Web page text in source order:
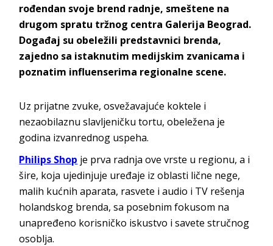
rođendan svoje brend radnje, smeštene na
drugom spratu tržnog centra Galerija Beograd.
Događaj su obeležili predstavnici brenda,
zajedno sa istaknutim medijskim zvanicama i
poznatim influenserima regionalne scene.
Uz prijatne zvuke, osvežavajuće koktele i
nezaobilaznu slavljeničku tortu, obeležena je
godina izvanrednog uspeha.
Philips Shop je prva radnja ove vrste u regionu, a i
šire, koja ujedinjuje uređaje iz oblasti lične nege,
malih kućnih aparata, rasvete i audio i TV rešenja
holandskog brenda, sa posebnim fokusom na
unapređeno korisničko iskustvo i savete stručnog
osoblja.